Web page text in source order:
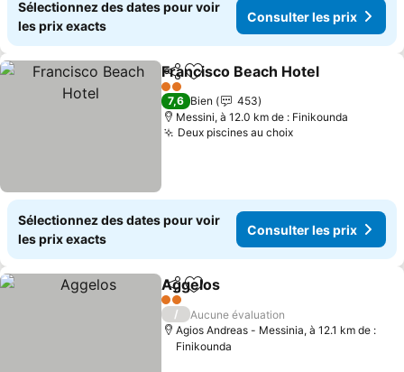
Sélectionnez des dates pour voir
les prix exacts
Consulter les prix
PartagerAjouter à mes favoris
Francisco Beach Hotel
2 Étoiles
7,6 Bien
453
Messini, à 12.0 km de : Finikounda
Deux piscines au choixConsulter les
Sélectionnez des dates pour voir
les prix exacts
Consulter les prix
PartagerAjouter à mes favoris
Aggelos
2 Étoiles
/
Aucune évaluation
Agios Andreas - Messinia, à 12.1 km de :
Finikounda